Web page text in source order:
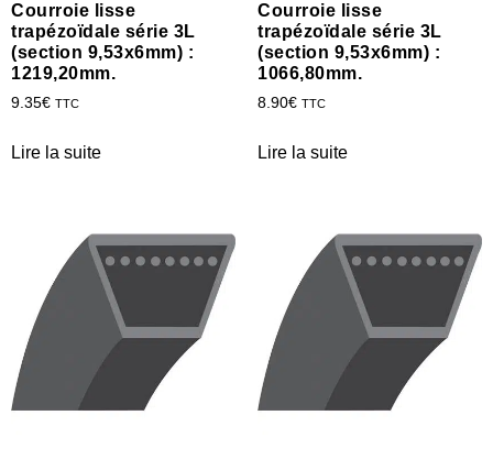
Courroie lisse
trapézoïdale série 3L
(section 9,53x6mm) :
1219,20mm.
9.35€ TTC
Lire la suite
Courroie lisse
trapézoïdale série 3L
(section 9,53x6mm) :
1066,80mm.
8.90€ TTC
Lire la suite